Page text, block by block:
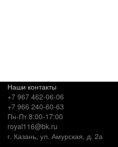
Наши контакты
+7 967 462-06-06
+7 966 240-60-63
Пн-Пт 8:00-17:00
royal116@bk.ru
г. Казань, ул. Амурская, д. 2а